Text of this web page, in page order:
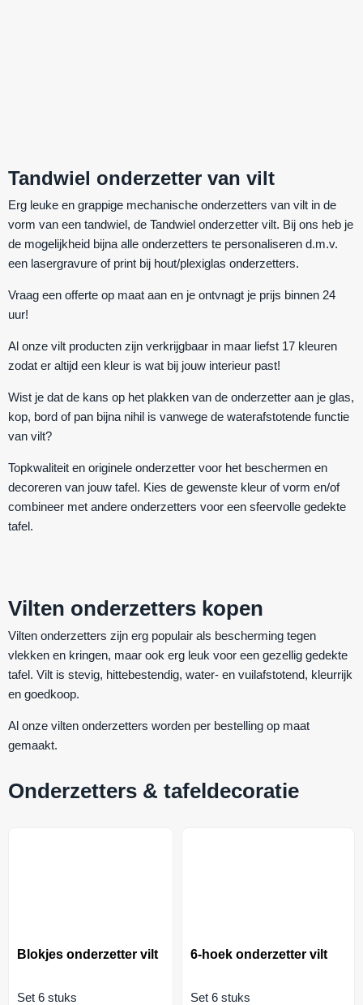
Tandwiel onderzetter van vilt
Erg leuke en grappige mechanische onderzetters van vilt in de
vorm van een tandwiel, de Tandwiel onderzetter vilt. Bij ons heb je
de mogelijkheid bijna alle onderzetters te personaliseren d.m.v.
een lasergravure of print bij hout/plexiglas onderzetters.
Vraag een offerte op maat aan en je ontvnagt je prijs binnen 24
uur!
Al onze vilt producten zijn verkrijgbaar in maar liefst 17 kleuren
zodat er altijd een kleur is wat bij jouw interieur past!
Wist je dat de kans op het plakken van de onderzetter aan je glas,
kop, bord of pan bijna nihil is vanwege de waterafstotende functie
van vilt?
Topkwaliteit en originele onderzetter voor het beschermen en
decoreren van jouw tafel. Kies de gewenste kleur of vorm en/of
combineer met andere onderzetters voor een sfeervolle gedekte
tafel.
Vilten onderzetters kopen
Vilten onderzetters zijn erg populair als bescherming tegen
vlekken en kringen, maar ook erg leuk voor een gezellig gedekte
tafel. Vilt is stevig, hittebestendig, water- en vuilafstotend, kleurrijk
en goedkoop.
Al onze vilten onderzetters worden per bestelling op maat
gemaakt.
Onderzetters & tafeldecoratie
Blokjes onderzetter vilt
Set 6 stuks
6-hoek onderzetter vilt
Set 6 stuks